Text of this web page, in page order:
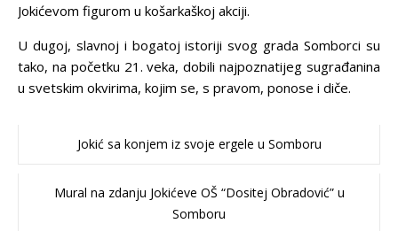
Jokićevom figurom u košarkaškoj akciji.
U dugoj, slavnoj i bogatoj istoriji svog grada Somborci su
tako, na početku 21. veka, dobili najpoznatijeg sugrađanina
u svetskim okvirima, kojim se, s pravom, ponose i diče.
Jokić sa konjem iz svoje ergele u Somboru
Mural na zdanju Jokićeve OŠ “Dositej Obradović” u
Somboru